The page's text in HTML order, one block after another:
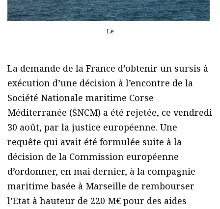
Le
La demande de la France d’obtenir un sursis à
exécution d’une décision à l’encontre de la
Société Nationale maritime Corse
Méditerranée (SNCM) a été rejetée, ce vendredi
30 août, par la justice européenne. Une
requête qui avait été formulée suite à la
décision de la Commission européenne
d’ordonner, en mai dernier, à la compagnie
maritime basée à Marseille de rembourser
l’Etat à hauteur de 220 M€ pour des aides